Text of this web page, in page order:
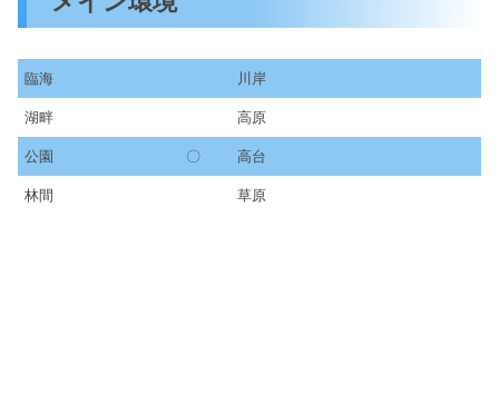
臨海 川岸
湖畔 高原
公園 〇 高台
林間 草原